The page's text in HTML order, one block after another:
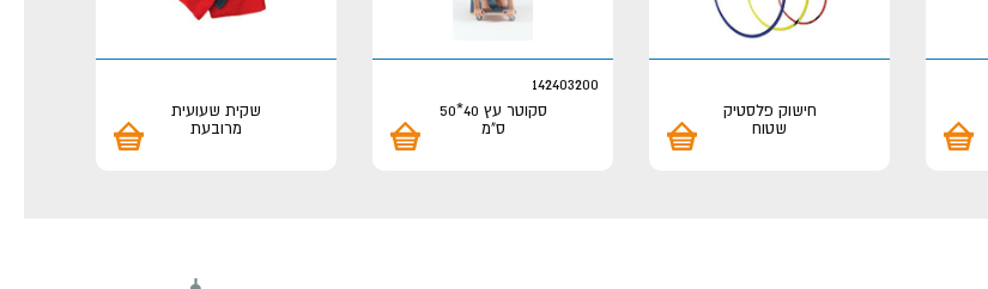
חישוק פלסטיק
שטוח
142403200
סקוטר עץ 40*50
ס"מ
שקית שעועית
מרובעת